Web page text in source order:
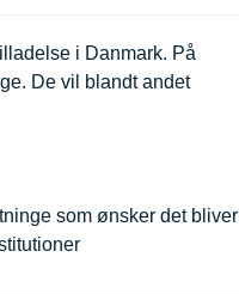
i Danmark. På
De vil blandt andet
som ønsker det bliver